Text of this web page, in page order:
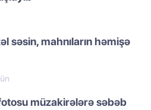
səsin, mahnıların həmişə
müzakirələrə səbəb